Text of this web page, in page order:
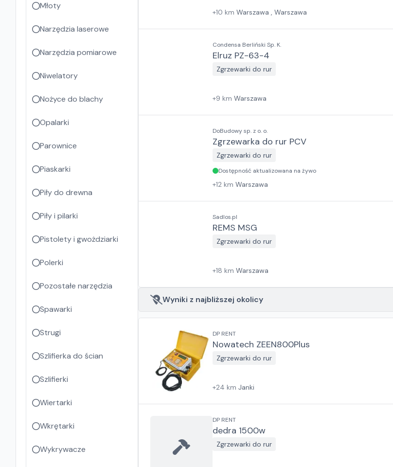
+10 km Warszawa , Warszawa
Condensa Berliński Sp. K.
Elruz PZ-63-4
Zgrzewarki do rur
+9 km Warszawa
DoBudowy sp. z o. o.
Zgrzewarka do rur PCV
Zgrzewarki do rur
Dostępność aktualizowana na żywo
+12 km Warszawa
Sadlos.pl
REMS MSG
Zgrzewarki do rur
+18 km Warszawa
Wyniki z najbliższej okolicy
DP RENT
Nowatech ZEEN800Plus
Zgrzewarki do rur
+24 km Janki
DP RENT
dedra 1500w
Zgrzewarki do rur
Młoty
Narzędzia laserowe
Narzędzia pomiarowe
Niwelatory
Nożyce do blachy
Opalarki
Parownice
Piaskarki
Piły do drewna
Piły i pilarki
Pistolety i gwożdziarki
Polerki
Pozostałe narzędzia
Spawarki
Strugi
Szlifierka do ścian
Szlifierki
Wiertarki
Wkrętarki
Wykrywacze